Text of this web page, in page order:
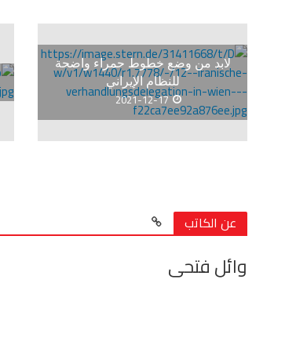
لابد من وضع خطوط حمراء واضحة
للنظام الإيراني
2021-12-17
عن الكاتب
وائل فتحى